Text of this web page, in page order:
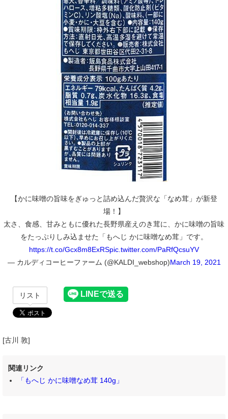
【かに味噌の旨味をぎゅっと詰め込んだ贅沢な「なめ茸」が新登
場！】
太さ、食感、甘みともに優れた長野県産えのき茸に、かに味噌の旨味
をたっぷりしみ込ませた「もへじ かに味噌なめ茸」です。
https://t.co/Gcx8m8ExRSpic.twitter.com/PaRfQcsuYV
— カルディコーヒーファーム (@KALDI_webshop)March 19, 2021
リスト
[古川 敦]
関連リンク
「もへじ かに味噌なめ茸 140g」